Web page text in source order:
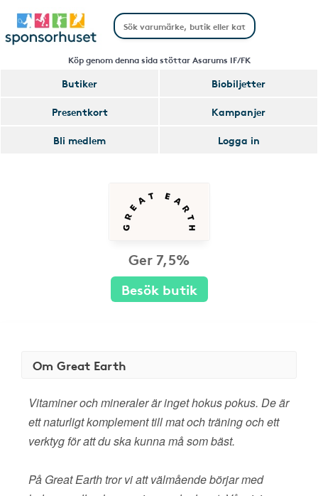
Köp genom denna sida stöttar Asarums IF/FK
Butiker
Biobiljetter
Presentkort
Kampanjer
Bli medlem
Logga in
Ger 7,5%
Besök butik
Om Great Earth
Vitaminer och mineraler är inget hokus pokus. De är
ett naturligt komplement till mat och träning och ett
verktyg för att du ska kunna må som bäst.
På Great Earth tror vi att välmående börjar med